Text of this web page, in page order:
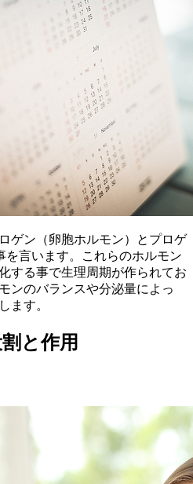
ゲン（卵胞ホルモン）とプロゲ
を言います。これらのホルモン
する事で生理周期が作られてお
ンのバランスや分泌量によっ
ます。
と作用